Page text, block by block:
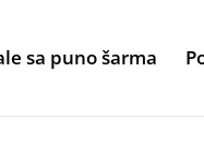
sa puno šarma